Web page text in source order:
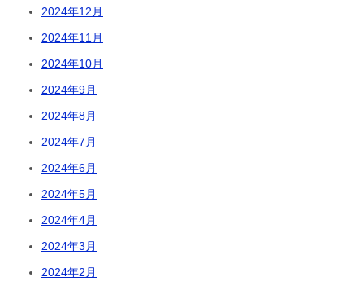
2024年12月
2024年11月
2024年10月
2024年9月
2024年8月
2024年7月
2024年6月
2024年5月
2024年4月
2024年3月
2024年2月